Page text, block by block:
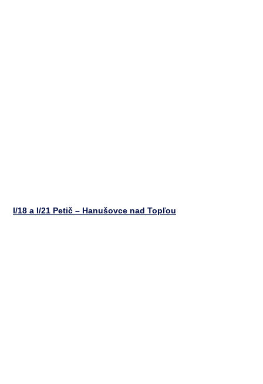
I/18 a I/21 Petič – Hanušovce nad Topľou